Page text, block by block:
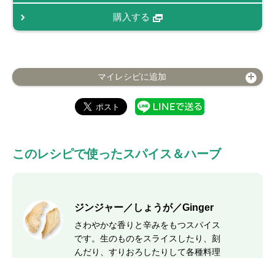
購入する
マイレシピに追加
このレシピで使ったスパイス＆ハーブ
ジンジャー／しょうが／Ginger
さわやかな香りと辛みをもつスパイス
です。生のものをスライスしたり、刻
んだり、すりおろしたりして各種料理